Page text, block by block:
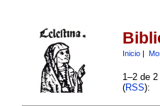
Inicio|
1–2 de
(RSS):